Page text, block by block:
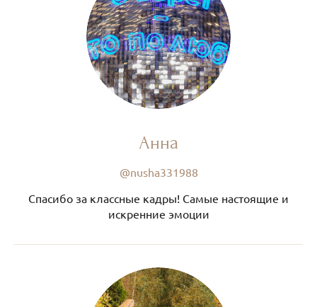
Анна
@nusha331988
Спасибо за классные кадры! Самые настоящие и
искренние эмоции